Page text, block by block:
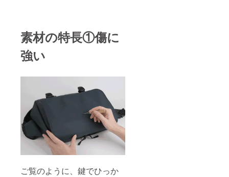
素材の特長①傷に
強い
ご覧のように、鍵でひっか